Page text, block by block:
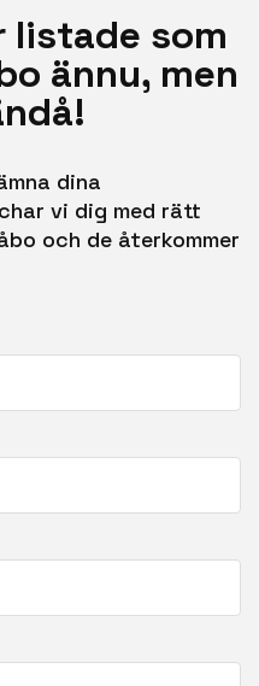
listade som
ännu, men
dina
vi dig med rätt
och de återkommer